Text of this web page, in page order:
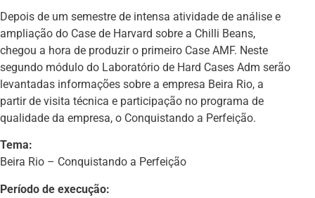
Depois de um semestre de intensa atividade de análise e
ampliação do Case de Harvard sobre a Chilli Beans,
chegou a hora de produzir o primeiro Case AMF. Neste
segundo módulo do Laboratório de Hard Cases Adm serão
levantadas informações sobre a empresa Beira Rio, a
partir de visita técnica e participação no programa de
qualidade da empresa, o Conquistando a Perfeição.
Tema:
Beira Rio – Conquistando a Perfeição
Período de execução: